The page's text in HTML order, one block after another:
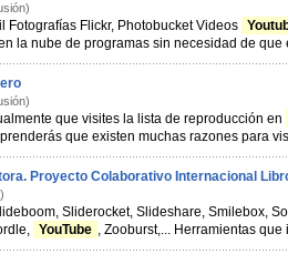
... en Outlook, Yahoo mail Fotografías Flickr, Photobucket Videos
la nube de programas sin necesidad de que
que visites la lista de reproducción en
que existen muchas razones para
Proyecto Colaborativo Internacional
Sliderocket, Slideshare, Smilebox,
YouTube , Zooburst,...